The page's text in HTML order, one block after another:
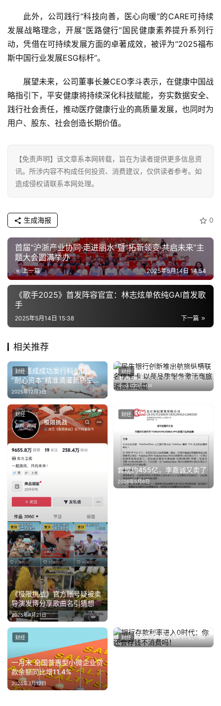
活
科
财
经
育
专
题
汽
车
·
新
能
源
登录 注册
此外，公司践行“科技向善，医心向暖”的CARE可持续
发展战略理念，开展“医路健行”国民健康素养提升系列行
动，凭借在可持续发展方面的卓著成效，被评为“2025福布
斯中国行业发展ESG标杆”。
展望未来，公司董事长兼CEO李斗表示，在健康中国战
略指引下，平安健康将持续深化科技赋能，夯实数据安全、
践行社会责任，推动医疗健康行业的高质量发展，也同时为
用户、股东、社会创造长期价值。
【免责声明】该文章系本网转载，旨在为读者提供更多信息资
讯。所涉内容不构成任何投资、消费建议，仅供读者参考。如
造成侵权请联系本网处理。
0
生成海报
首届“沪浙产业协同·走进丽水”暨“拓新领变·共启未来”主
题大会圆满举办
上一篇 2025年5月14日 14:54
《歌手2025》首发阵容官宣：林志炫单依纯GAI首发歌
手
下一篇
2025年5月14日 15:38
相关推荐
盛景嘉成成功发行科创债，
“耐心资本”精准滴灌新质生产
力
2025年12月3日
财经
民生银行创新推出航旅纵横联
名信用卡 以高品质服务激活商
旅消费新动能
2025年5月21日
财经
《极限挑战》官方账号疑被卖
导演发博分享歌曲名引猜想
2025年4月21日
财经
套现约455亿，李嘉诚又卖了
2026年5月6日
财经
一月末 全国普惠型小微企业贷
款余额同比增11.4%
2026年3月12日
财经
银行存款利率进入0时代：你
还会存钱不消费吗！
2025年8月5日
财经